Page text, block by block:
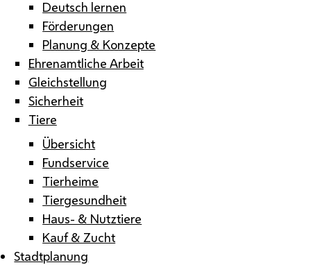
Deutsch lernen
Förderungen
Planung & Konzepte
Ehrenamtliche Arbeit
Gleichstellung
Sicherheit
Tiere
Übersicht
Fundservice
Tierheime
Tiergesundheit
Haus- & Nutztiere
Kauf & Zucht
Stadtplanung